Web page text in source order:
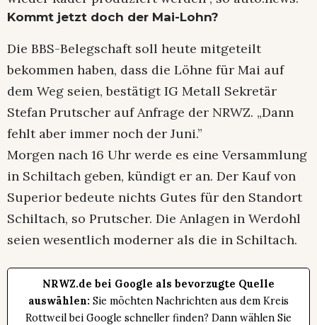
Kommt jetzt doch der Mai-Lohn?
Die BBS-Belegschaft soll heute mitgeteilt
bekommen haben, dass die Löhne für Mai auf
dem Weg seien, bestätigt IG Metall Sekretär
Stefan Prutscher auf Anfrage der NRWZ. „Dann
fehlt aber immer noch der Juni.”
Morgen nach 16 Uhr werde es eine Versammlung
in Schiltach geben, kündigt er an. Der Kauf von
Superior bedeute nichts Gutes für den Standort
Schiltach, so Prutscher. Die Anlagen in Werdohl
seien wesentlich moderner als die in Schiltach.
NRWZ.de bei Google als bevorzugte Quelle
auswählen: Sie möchten Nachrichten aus dem Kreis
Rottweil bei Google schneller finden? Dann wählen Sie